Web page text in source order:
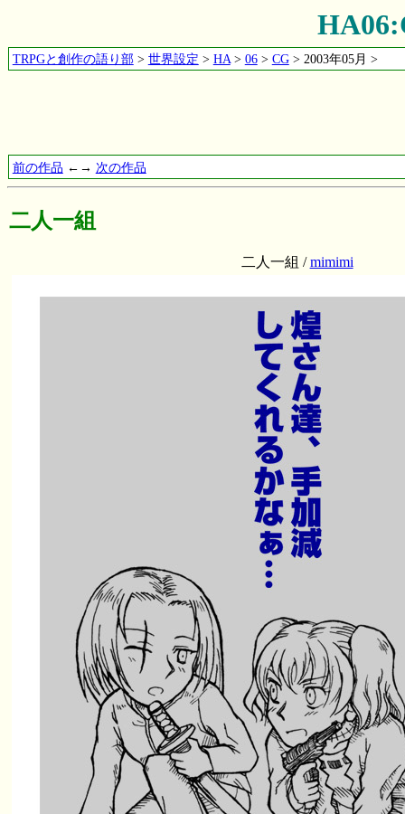
TRPGと創作の語り部> 世界設定 > HA> 06> CG> 2003年05月 >
前の作品 ←→ 次の作品
二人一組
二人一組 /mimimi